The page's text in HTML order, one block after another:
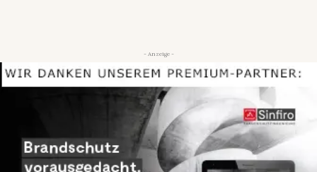
- Anzeige -